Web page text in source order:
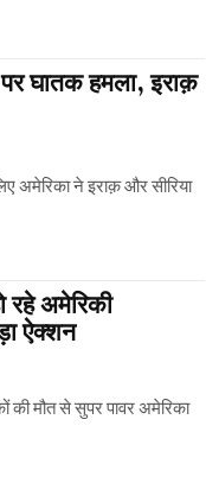
घातक हमला, इराक़
अमेरिका ने इराक़ और सीरिया
रहे अमेरिकी
ऐक्शन
की मौत से सुपर पावर अमेरिका